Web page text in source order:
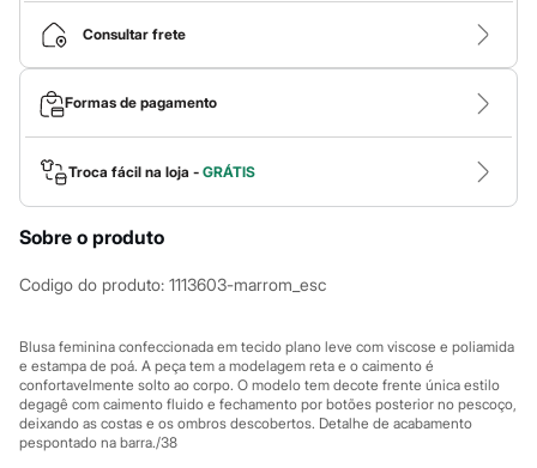
Casacos e Jaquetas
Jeans
Macacões
Saias
Shorts e Bermudas
Vestidos
Bolsas
Bonés e Chapéus
Bijoux
Cintos
Relógios
Calçados
Chinelos
Rasteirinhas
Sandálias
Sapatilhas
Tênis
Marcas
Consultar frete
Formas de pagamento
Troca fácil na loja - GRÁTIS
Sobre o produto
Codigo do produto: 1113603-marrom_esc
Blusa feminina confeccionada em tecido plano leve com viscose e poliamida
e estampa de poá. A peça tem a modelagem reta e o caimento é
confortavelmente solto ao corpo. O modelo tem decote frente única estilo
degagê com caimento fluido e fechamento por botões posterior no pescoço,
deixando as costas e os ombros descobertos. Detalhe de acabamento
pespontado na barra./38